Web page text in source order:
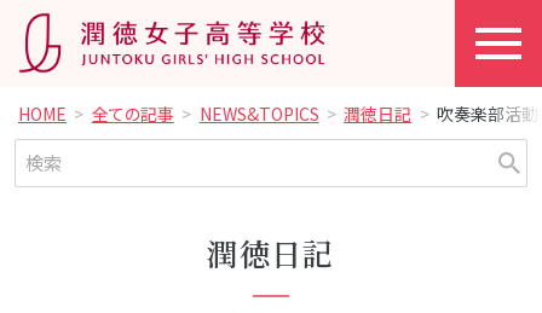
HOME 全ての記事 NEWS&TOPICS 潤徳日記 吹奏楽部活
潤徳日記